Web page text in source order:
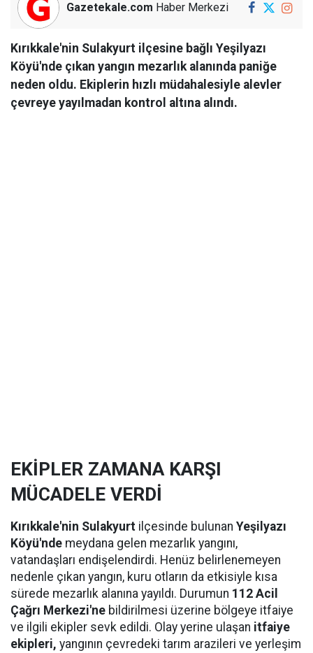
Gazetekale.com Haber Merkezi
Kırıkkale'nin Sulakyurt ilçesine bağlı Yeşilyazı
Köyü'nde çıkan yangın mezarlık alanında paniğe
neden oldu. Ekiplerin hızlı müdahalesiyle alevler
çevreye yayılmadan kontrol altına alındı.
EKİPLER ZAMANA KARŞI
MÜCADELE VERDİ
Kırıkkale'nin Sulakyurt ilçesinde bulunan Yeşilyazı
Köyü'nde meydana gelen mezarlık yangını,
vatandaşları endişelendirdi. Henüz belirlenemeyen
nedenle çıkan yangın, kuru otların da etkisiyle kısa
sürede mezarlık alanına yayıldı. Durumun 112 Acil
Çağrı Merkezi'ne bildirilmesi üzerine bölgeye itfaiye
ve ilgili ekipler sevk edildi. Olay yerine ulaşan itfaiye
ekipleri, yangının çevredeki tarım arazileri ve yerleşim